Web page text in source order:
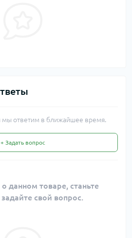
мы ответим в ближайшее время.
+ Задать вопрос
данном товаре, станьте
свой вопрос.